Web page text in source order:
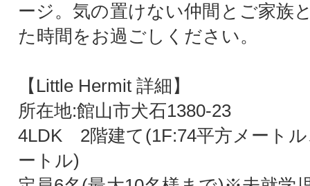
ージ。気の置けない仲間とご家族
た時間をお過ごしください。
【Little Hermit 詳細】
所在地:館山市犬石1380-23
4LDK 2階建て(1F:74平方メートル
ートル)